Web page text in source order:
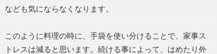
なども気にならなくなります。
このように料理の時に、手袋を使い分けることで、家事ス
トレスは減ると思います。続ける事によって、はめたり外